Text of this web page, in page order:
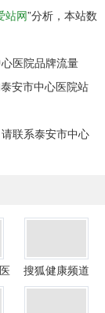
站网”分析，本站数
医院品牌流量
安市中心医院站
联系泰安市中心
搜狐健康频道